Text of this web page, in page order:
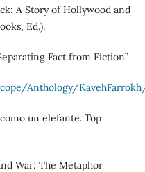
A Story of Hollywood and
Ed.).
Fact from Fiction”
Anthology/
un elefante. Top
War: The Metaphor